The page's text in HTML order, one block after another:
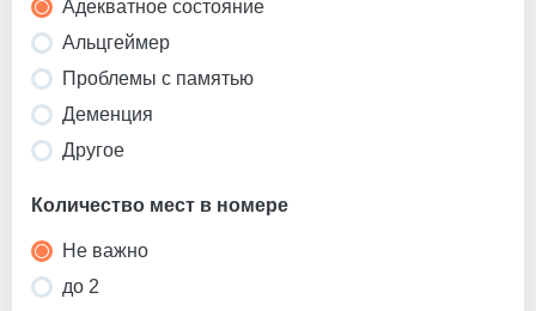
Адекватное состояние
Альцгеймер
Проблемы с памятью
Деменция
Другое
Количество мест в номере
Не важно
до 2